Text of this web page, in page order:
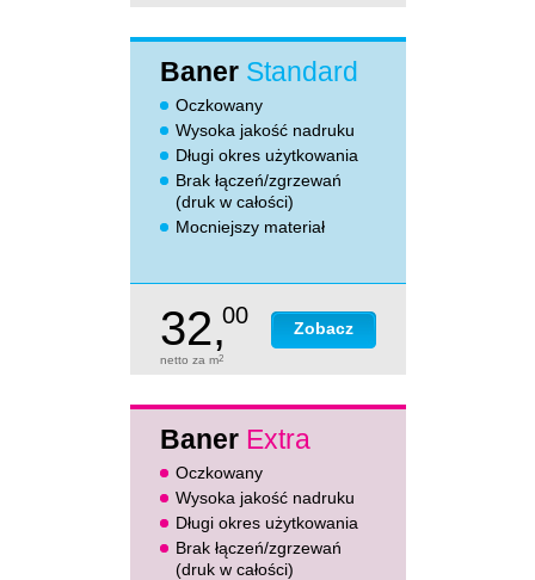
Baner Standard
Oczkowany
Wysoka jakość nadruku
Długi okres użytkowania
Brak łączeń/zgrzewań
(druk w całości)
Mocniejszy materiał
Zobacz
32,00
netto za m2
Baner Extra
Oczkowany
Wysoka jakość nadruku
Długi okres użytkowania
Brak łączeń/zgrzewań
(druk w całości)